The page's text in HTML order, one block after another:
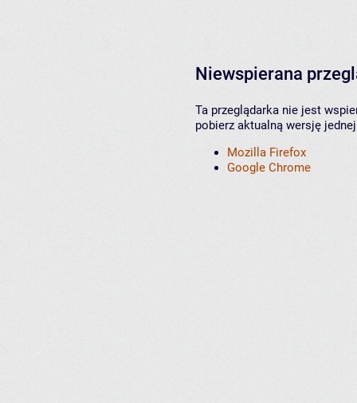
Niewspierana
Ta przeglądarka nie jest
pobierz aktualną wersję
Mozilla Firefox
Google Chrome